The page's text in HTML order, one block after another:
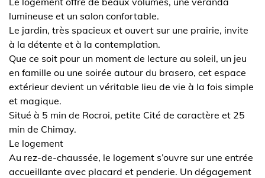
lumineuse et un salon confortable.
Le jardin, très spacieux et ouvert sur une prairie, invite
à la détente et à la contemplation.
Que ce soit pour un moment de lecture au soleil, un jeu
en famille ou une soirée autour du brasero, cet espace
extérieur devient un véritable lieu de vie à la fois simple
et magique.
Situé à 5 min de Rocroi, petite Cité de caractère et 25
min de Chimay.
Le logement
Au rez-de-chaussée, le logement s’ouvre sur une entrée
accueillante avec placard et penderie. Un dégagement